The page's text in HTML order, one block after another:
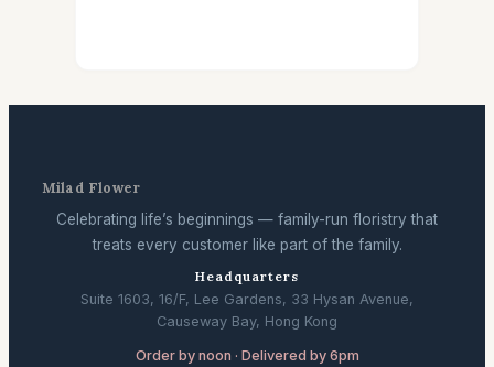
Milad Flower
Celebrating life’s beginnings — family-run floristry that
treats every customer like part of the family.
Headquarters
Suite 1603, 16/F, Lee Gardens, 33 Hysan Avenue,
Causeway Bay, Hong Kong
Order by noon · Delivered by 6pm